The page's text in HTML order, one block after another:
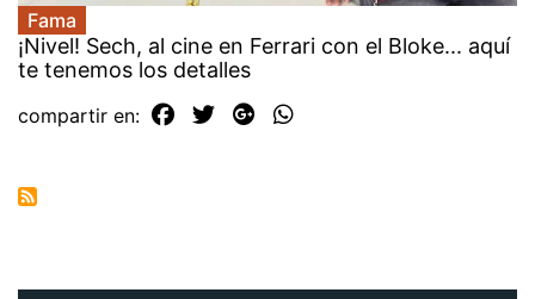
Fama
¡Nivel! Sech, al cine en Ferrari con el Bloke... aquí
te tenemos los detalles
compartir en: